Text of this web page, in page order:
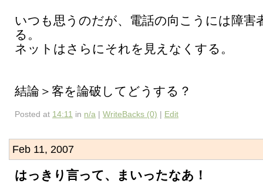
いつも思うのだが、電話の向こうには障害
る。
ネットはさらにそれを見えなくする。
結論＞客を論破してどうする？
Posted at 14:11 in n/a | WriteBacks (0) | Edit
Feb 11, 2007
はっきり言って、まいったなあ！